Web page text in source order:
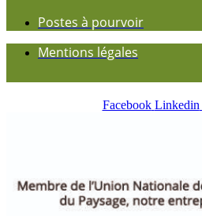
Postes à pourvoir
Mentions légales
Facebook Linkedin